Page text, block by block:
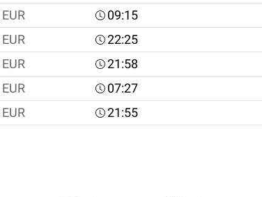
EUR
09:15
EUR
22:25
EUR
21:58
EUR
07:27
EUR 21:55